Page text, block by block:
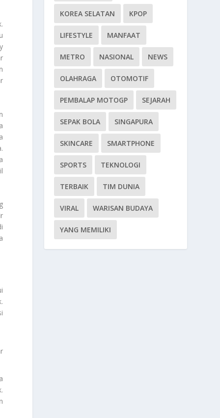
KOREA SELATAN KPOP
LIFESTYLE MANFAAT
METRO NASIONAL NEWS
OLAHRAGA OTOMOTIF
PEMBALAP MOTOGP SEJARAH
SEPAK BOLA SINGAPURA
SKINCARE SMARTPHONE
SPORTS TEKNOLOGI
TERBAIK TIM DUNIA
VIRAL WARISAN BUDAYA
YANG MEMILIKI